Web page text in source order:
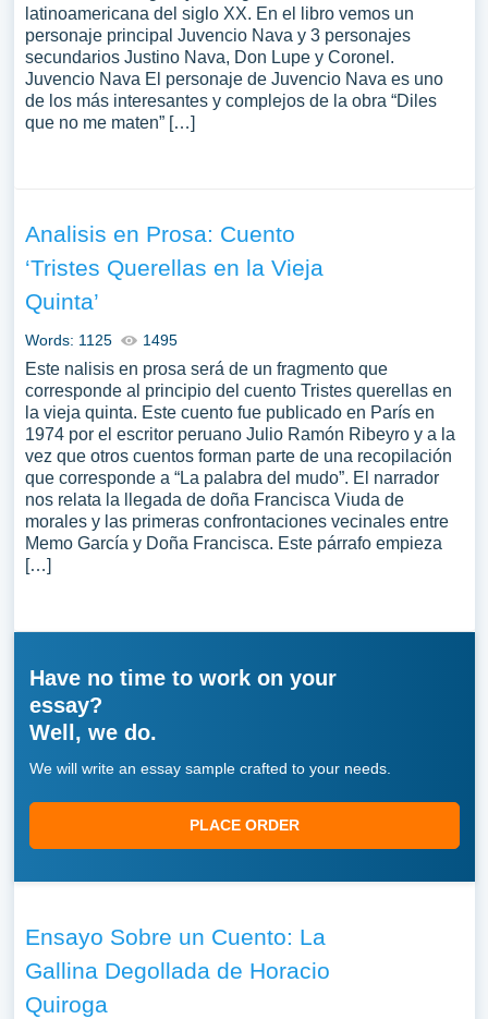
latinoamericana del siglo XX. En el libro vemos un
personaje principal Juvencio Nava y 3 personajes
secundarios Justino Nava, Don Lupe y Coronel.
Juvencio Nava El personaje de Juvencio Nava es uno
de los más interesantes y complejos de la obra “Diles
que no me maten” […]
Analisis en Prosa: Cuento
‘Tristes Querellas en la Vieja
Quinta’
Words: 1125 1495
Este nalisis en prosa será de un fragmento que
corresponde al principio del cuento Tristes querellas en
la vieja quinta. Este cuento fue publicado en París en
1974 por el escritor peruano Julio Ramón Ribeyro y a la
vez que otros cuentos forman parte de una recopilación
que corresponde a “La palabra del mudo”. El narrador
nos relata la llegada de doña Francisca Viuda de
morales y las primeras confrontaciones vecinales entre
Memo García y Doña Francisca. Este párrafo empieza
[…]
Have no time to work on your
essay?
Well, we do.
We will write an essay sample crafted to your needs.
PLACE ORDER
Ensayo Sobre un Cuento: La
Gallina Degollada de Horacio
Quiroga